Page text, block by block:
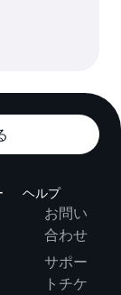
ヘルプ
お問い
合わせ
サポー
トチケ